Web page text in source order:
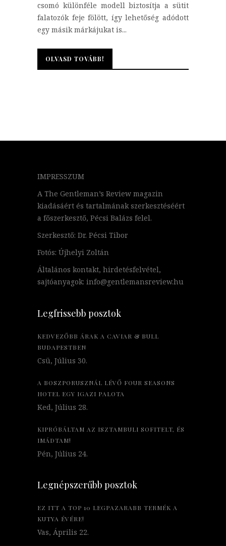
csomó különféle modell biztosítja a sütit
falatozók feje fölött, így lehetőség adódott
egy másik márkájukat is...
OLVASD TOVÁBB!
OLVASD TOVÁBB!
IMPRESSZUM
A The Gentleman’s Review magazin
kiadásáért és tartalmának szerkesztéséért
a főszerkesztő, Pécsi Balázs felel.
Szerkesztő: Dr. Pécsi Tibor
Fotós: Újhelyi Zoltán
Általános kontakt, hirdetésfelvétel,
sajtóanyagok: info@gentlemansreview.hu
Legfrissebb posztok
KEDVEZŐBB ÁRAK A CAVIAR & BULL
BUDAPESTBEN
Csü, Július 30.
A BOSZPORUSZNÁL LÉVŐ FOUR SEASONS
HOTEL EGY IGAZI PALOTA
Ked, Július 28.
KIPRÓBÁLTAM AZ ISZTAMBULI SOFITELT, ÉS
IMÁDTAM!
Pén, Július 24.
Legnépszerűbb posztok
EZ ITT A TOP 10 LEGPAZARABB TERMÉK A
KUTYA ÉVÉRE!
Vas, Április 22.